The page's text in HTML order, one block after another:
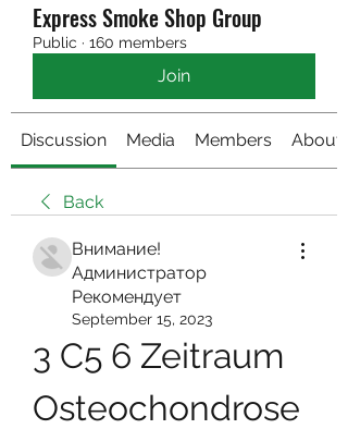
Express Smoke Shop Group
Public · 160 members
Join
Discussion Media Members About
Back
Внимание!
Администратор
Рекомендует
September 15, 2023
3 C5 6 Zeitraum
Osteochondrose